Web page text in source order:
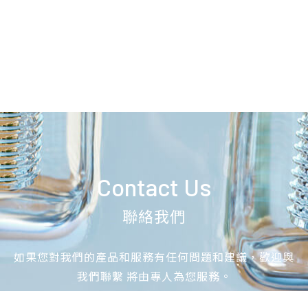
Contact Us
聯絡我們
如果您對我們的產品和服務有任何問題和建議，歡迎與
我們聯繫 將由專人為您服務。